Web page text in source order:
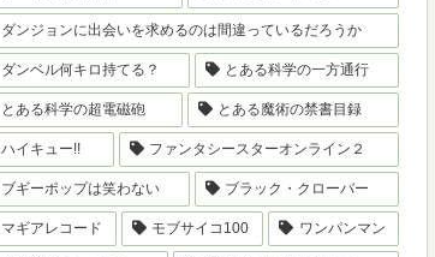
ダンジョンに出会いを求めるのは間違っているだろうか
ダンベル何キロ持てる？ とある科学の一方通行
とある科学の超電磁砲 とある魔術の禁書目録
ハイキュー!! ファンタシースターオンライン２
ブギーポップは笑わない ブラック・クローバー
マギアレコード モブサイコ100 ワンパンマン